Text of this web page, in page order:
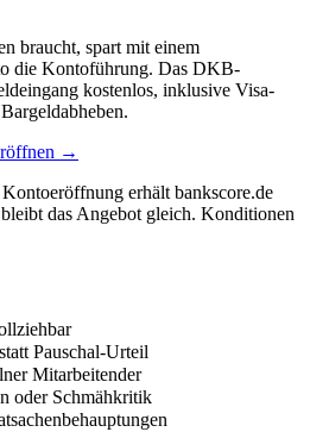
braucht, spart mit einem
die Kontoführung. Das DKB-
kostenlos, inklusive Visa-
→
erhält bankscore.de
das Angebot gleich. Konditionen
Pauschal-Urteil
Mitarbeitender
oder Schmähkritik